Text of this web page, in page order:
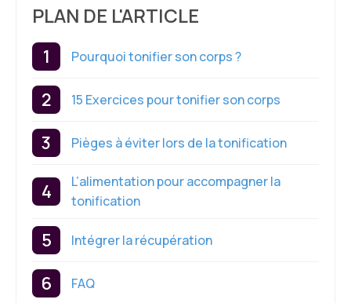
PLAN DE L'ARTICLE
Pourquoi tonifier son corps ?
15 Exercices pour tonifier son corps
Pièges à éviter lors de la tonification
L’alimentation pour accompagner la
tonification
Intégrer la récupération
FAQ